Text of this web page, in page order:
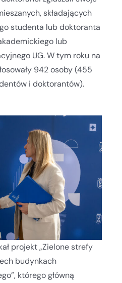
składających
studenta lub doktoranta
lub
UG. W tym roku na
942 osoby (455
i doktorantów).
projekt „Zielone strefy
budynkach
którego główną